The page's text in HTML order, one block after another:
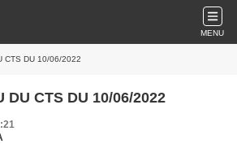
MENU
CTS DU 10/06/2022
DU CTS DU 10/06/2022